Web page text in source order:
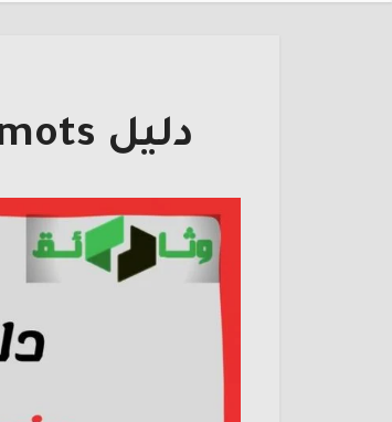
دليل L’oasis des mots المستوى الثاني